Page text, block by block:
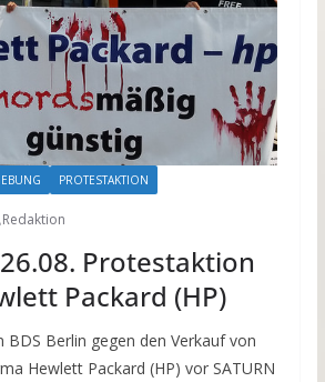
PROTESTAKTION
Redaktion
Protestaktion
Packard (HP)
Berlin gegen den Verkauf von
Hewlett Packard (HP) vor SATURN